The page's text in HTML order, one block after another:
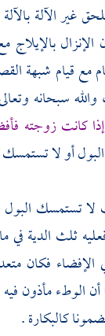
الآلة بالآلة
الإنزال
مع قيام شبهة
سبحانه
إذا كانت زوجته
أو لا تستمسك
تستمسك البول
ثلث الدية في
فكان
الوطء مأذون فيه
كالبكارة .